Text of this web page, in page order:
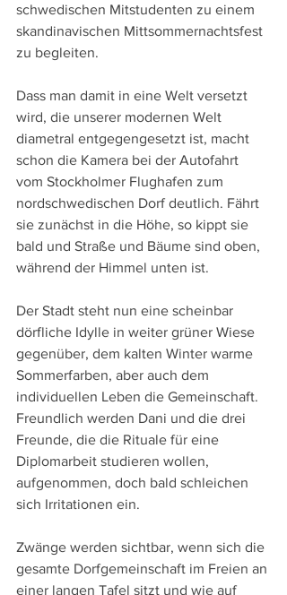
schwedischen Mitstudenten zu einem
skandinavischen Mittsommernachtsfest
zu begleiten.
Dass man damit in eine Welt versetzt
wird, die unserer modernen Welt
diametral entgegengesetzt ist, macht
schon die Kamera bei der Autofahrt
vom Stockholmer Flughafen zum
nordschwedischen Dorf deutlich. Fährt
sie zunächst in die Höhe, so kippt sie
bald und Straße und Bäume sind oben,
während der Himmel unten ist.
Der Stadt steht nun eine scheinbar
dörfliche Idylle in weiter grüner Wiese
gegenüber, dem kalten Winter warme
Sommerfarben, aber auch dem
individuellen Leben die Gemeinschaft.
Freundlich werden Dani und die drei
Freunde, die die Rituale für eine
Diplomarbeit studieren wollen,
aufgenommen, doch bald schleichen
sich Irritationen ein.
Zwänge werden sichtbar, wenn sich die
gesamte Dorfgemeinschaft im Freien an
einer langen Tafel sitzt und wie auf